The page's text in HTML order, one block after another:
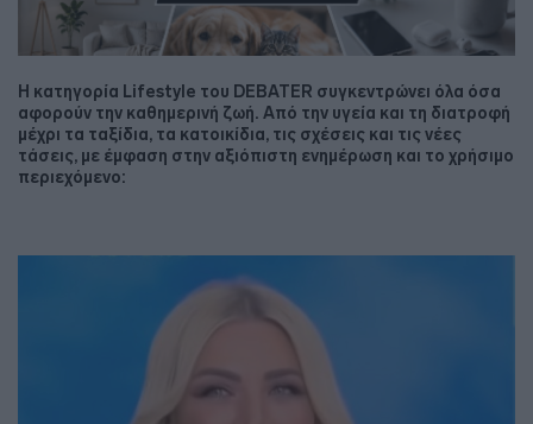
Η κατηγορία Lifestyle του DEBATER συγκεντρώνει όλα όσα
αφορούν την καθημερινή ζωή. Από την υγεία και τη διατροφή
μέχρι τα ταξίδια, τα κατοικίδια, τις σχέσεις και τις νέες
τάσεις, με έμφαση στην αξιόπιστη ενημέρωση και το χρήσιμο
περιεχόμενο: